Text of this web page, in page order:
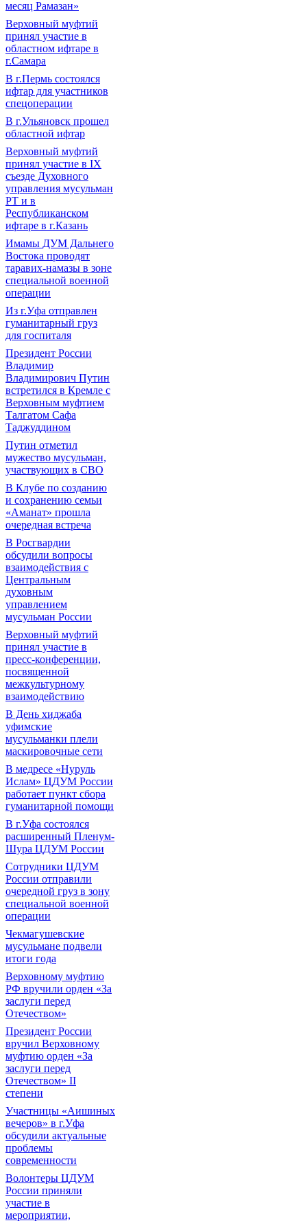
месяц Рамазан»
Верховный муфтий
принял участие в
областном ифтаре в
г.Самара
В г.Пермь состоялся
ифтар для участников
спецоперации
В г.Ульяновск прошел
областной ифтар
Верховный муфтий
принял участие в IХ
съезде Духовного
управления мусульман
РТ и в
Республиканском
ифтаре в г.Казань
Имамы ДУМ Дальнего
Востока проводят
таравих-намазы в зоне
специальной военной
операции
Из г.Уфа отправлен
гуманитарный груз
для госпиталя
Президент России
Владимир
Владимирович Путин
встретился в Кремле с
Верховным муфтием
Талгатом Сафа
Таджуддином
Путин отметил
мужество мусульман,
участвующих в СВО
В Клубе по созданию
и сохранению семьи
«Аманат» прошла
очередная встреча
В Росгвардии
обсудили вопросы
взаимодействия с
Центральным
духовным
управлением
мусульман России
Верховный муфтий
принял участие в
пресс-конференции,
посвященной
межкультурному
взаимодействию
В День хиджаба
уфимские
мусульманки плели
маскировочные сети
В медресе «Нуруль
Ислам» ЦДУМ России
работает пункт сбора
гуманитарной помощи
В г.Уфа состоялся
расширенный Пленум-
Шура ЦДУМ России
Сотрудники ЦДУМ
России отправили
очередной груз в зону
специальной военной
операции
Чекмагушевские
мусульмане подвели
итоги года
Верховному муфтию
РФ вручили орден «За
заслуги перед
Отечеством»
Президент России
вручил Верховному
муфтию орден «За
заслуги перед
Отечеством» II
степени
Участницы «Аишиных
вечеров» в г.Уфа
обсудили актуальные
проблемы
современности
Волонтеры ЦДУМ
России приняли
участие в
мероприятии,